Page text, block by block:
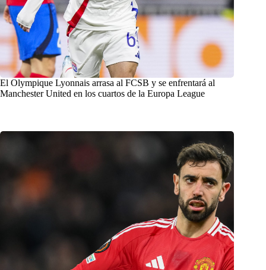
El Olympique Lyonnais arrasa al FCSB y se enfrentará al
Manchester United en los cuartos de la Europa League